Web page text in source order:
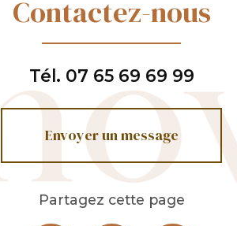
Contactez-nous
Tél. 07 65 69 69 99
Envoyer un message
Partagez cette page